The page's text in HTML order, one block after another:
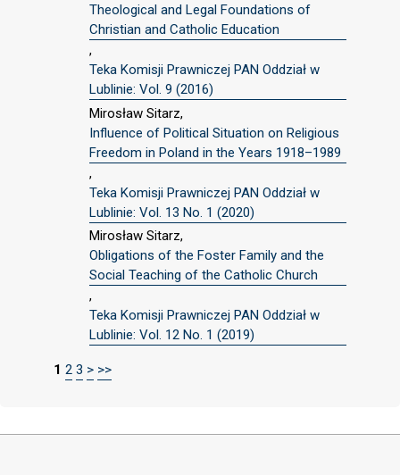
Theological and Legal Foundations of
Christian and Catholic Education
,
Teka Komisji Prawniczej PAN Oddział w
Lublinie: Vol. 9 (2016)
Mirosław Sitarz,
Influence of Political Situation on Religious
Freedom in Poland in the Years 1918–1989
,
Teka Komisji Prawniczej PAN Oddział w
Lublinie: Vol. 13 No. 1 (2020)
Mirosław Sitarz,
Obligations of the Foster Family and the
Social Teaching of the Catholic Church
,
Teka Komisji Prawniczej PAN Oddział w
Lublinie: Vol. 12 No. 1 (2019)
1 2 3 > >>